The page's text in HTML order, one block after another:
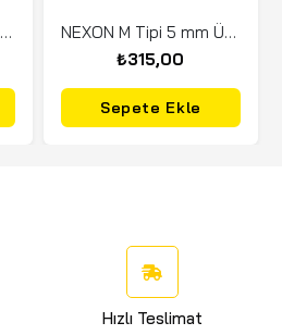
TOPSHOP 60 mm Tas Menteşe Freze Matkap Ucu (Elmas Uçlu)
NEXON M Tipi 5 mm Üçgen Elmas - Karbür Kalıpçı Freze Ucu (Dremel Uyumlu)
₺315,00
Sepete Ekle
Hızlı Teslimat